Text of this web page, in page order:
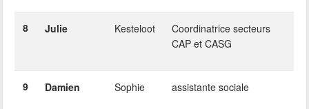
8 Julie Kesteloot
Coordinatrice secteurs
CAP et CASG
9 Damien Sophie assistante sociale